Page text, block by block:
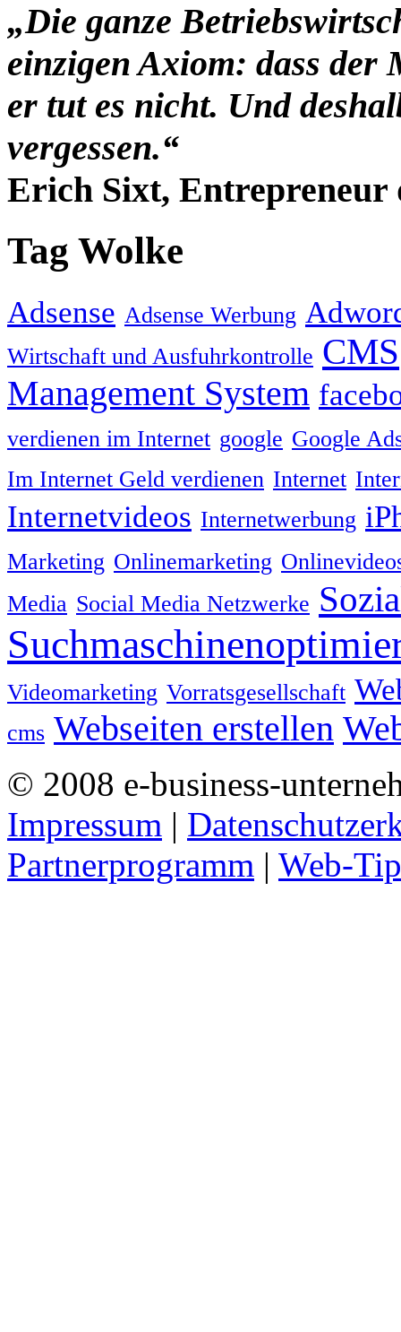
„Die ganze
einzigen Axiom: dass der
er tut es nicht. Und
vergessen.“
Erich Sixt, Entrepreneur
Tag Wolke
Adsense Adsense Werbung
Wirtschaft und Ausfuhrkontrolle CMS
Management System
verdienen im Internet google Google
Im Internet Geld verdienen Internet
Internetvideos Internetwerbung
Marketing Onlinemarketing
Media Social Media Netzwerke
Videomarketing Vorratsgesellschaft
cms Webseiten erstellen
© 2008 e-business-
Impressum |
Partnerprogramm | Web-